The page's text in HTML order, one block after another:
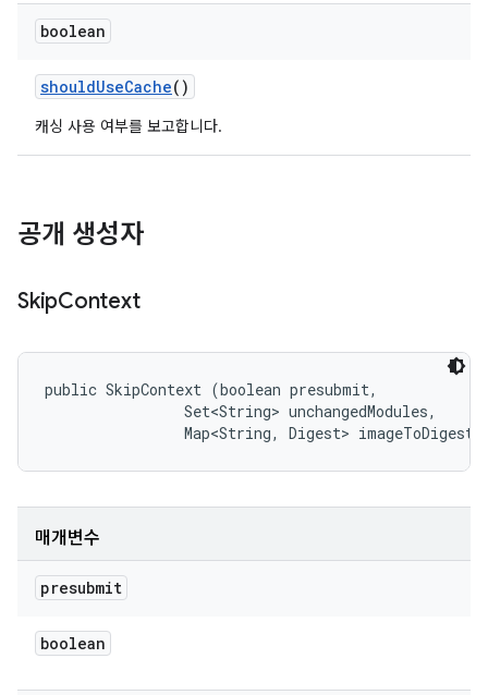
boolean
shouldUseCache()
캐싱 사용 여부를 보고합니다.
공개 생성자
SkipContext
public SkipContext (boolean presubmit,
                Set<String> unchangedModules,
                Map<String, Digest> imageToDigest)
매개변수
presubmit
boolean